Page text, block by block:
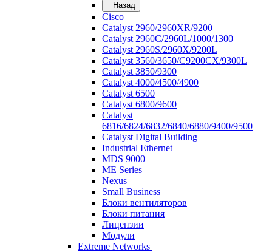
Назад
Cisco
Catalyst 2960/2960XR/9200
Catalyst 2960C/2960L/1000/1300
Catalyst 2960S/2960X/9200L
Catalyst 3560/3650/C9200CX/9300L
Catalyst 3850/9300
Catalyst 4000/4500/4900
Catalyst 6500
Catalyst 6800/9600
Catalyst
6816/6824/6832/6840/6880/9400/9500
Catalyst Digital Building
Industrial Ethernet
MDS 9000
ME Series
Nexus
Small Business
Блоки вентиляторов
Блоки питания
Лицензии
Модули
Extreme Networks